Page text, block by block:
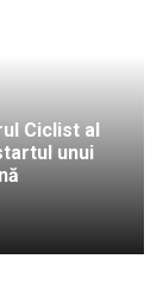
Ciclist al
unui